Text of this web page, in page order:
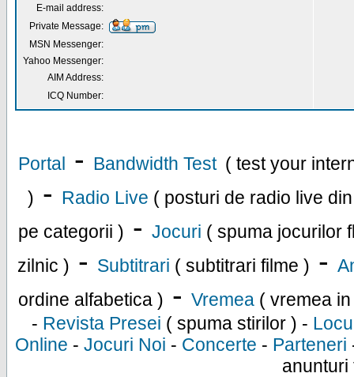
E-mail address:
Private Message:
MSN Messenger:
Yahoo Messenger:
AIM Address:
ICQ Number:
Portal - Bandwidth Test ( test your
) - Radio Live ( posturi de radio live
pe categorii ) - Jocuri ( spuma jocurilor
zilnic ) - Subtitrari ( subtitrari filme ) -
ordine alfabetica ) - Vremea ( vremea
- Revista Presei ( spuma stirilor ) -
Online - Jocuri Noi - Concerte - Parteneri
anunturi